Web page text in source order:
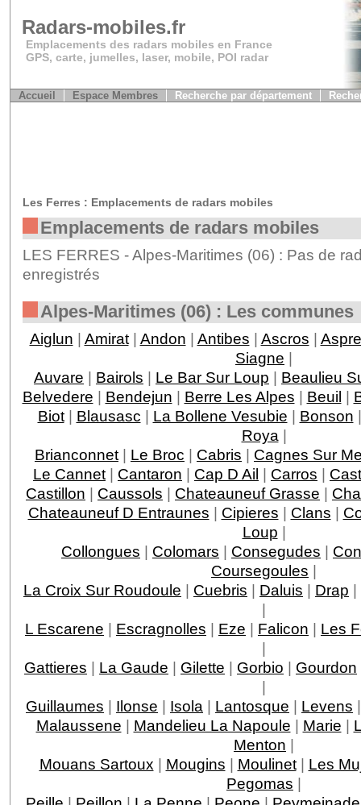
Radars-mobiles.fr
Emplacements des radars mobiles en France
GPS, carte, jumelles, laser, mobile, POI radar
Accueil Espace Membres Recherche par département
Les Ferres : Emplacements de radars mobiles
Emplacements de radars mobiles
LES FERRES - Alpes-Maritimes (06) : Pas de
enregistrés
Alpes-Maritimes (06) : Les communes
Aiglun | Amirat| Andon | Antibes | Ascros |
Siagne |
Auvare | Bairols | Le Bar Sur Loup | Beaulieu
Belvedere | Bendejun | Berre Les Alpes | Beuil |
Biot| Blausasc | La Bollene Vesubie | Bonson
Roya |
Brianconnet | Le Broc | Cabris | Cagnes Sur
Le Cannet | Cantaron | Cap D Ail | Carros |
Castillon | Caussols | Chateauneuf Grasse |
Chateauneuf D Entraunes | Cipieres | Clans |
Loup |
Collongues | Colomars | Consegudes |
Coursegoules |
La Croix Sur Roudoule | Cuebris | Daluis | Drap |
|
L Escarene | Escragnolles | Eze | Falicon | Les
|
Gattieres | La Gaude | Gilette | Gorbio | Gourdon
|
Guillaumes | Ilonse | Isola | Lantosque | Levens
Malaussene | Mandelieu La Napoule | Marie |
Menton |
Mouans Sartoux | Mougins | Moulinet| Les
Pegomas |